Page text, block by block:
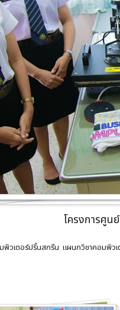
โครงการศูน
พิวเตอร์ปริ้นสกรีน แผนกวิชาคอมพิว